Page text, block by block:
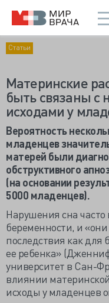
Статьи
Материнские
быть связаны с
исходами у
Вероятность
младенцев
матерей были
обструктивного
(на основании
5000 младенцев).
Нарушения сна часто
беременности, и
последствия как
ее ребенка»
университет в Сан-
влиянии
исходы у младенцев